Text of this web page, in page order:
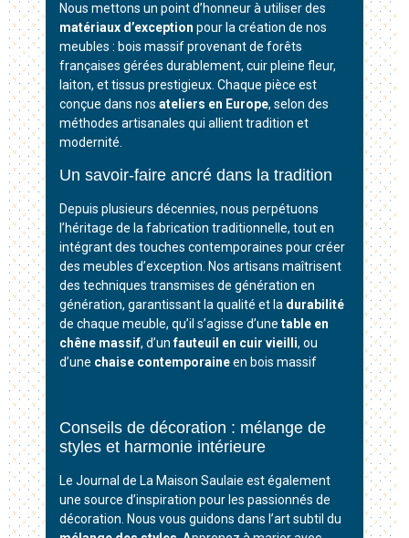
Nous mettons un point d’honneur à utiliser des
matériaux d’exception pour la création de nos
meubles : bois massif provenant de forêts
françaises gérées durablement, cuir pleine fleur,
laiton, et tissus prestigieux. Chaque pièce est
conçue dans nos ateliers en Europe, selon des
méthodes artisanales qui allient tradition et
modernité.
Un savoir-faire ancré dans la tradition
Depuis plusieurs décennies, nous perpétuons
l’héritage de la fabrication traditionnelle, tout en
intégrant des touches contemporaines pour créer
des meubles d’exception. Nos artisans maîtrisent
des techniques transmises de génération en
génération, garantissant la qualité et la durabilité
de chaque meuble, qu’il s’agisse d’une table en
chêne massif, d’unfauteuil en cuir vieilli, ou
d’une chaise contemporaineen bois massif
Conseils de décoration : mélange de
styles et harmonie intérieure
Le Journal de La Maison Saulaie est également
une source d’inspiration pour les passionnés de
décoration. Nous vous guidons dans l’art subtil du